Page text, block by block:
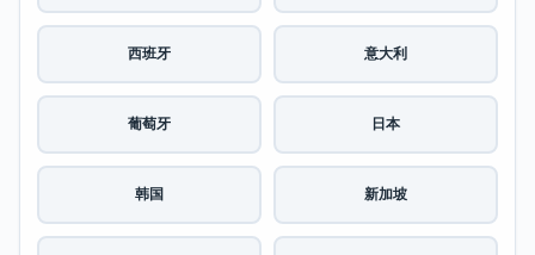
西班牙 意大利
葡萄牙 日本
韩国 新加坡